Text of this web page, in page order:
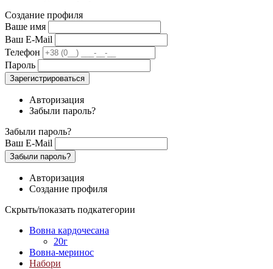
Создание профиля
Ваше имя
Ваш E-Mail
Телефон
Пароль
Зарегистрироваться
Авторизация
Забыли пароль?
Забыли пароль?
Ваш E-Mail
Забыли пароль?
Авторизация
Создание профиля
Скрыть/показать подкатегории
Вовна кардочесана
20г
Вовна-меринос
Набори